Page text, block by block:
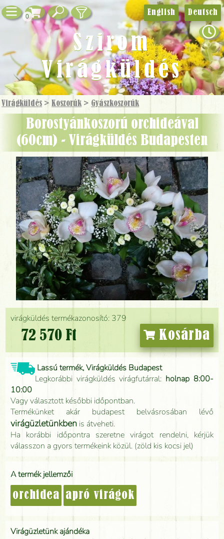
0
Virágküldés > Koszorúk > Gyászkoszorúk
borostyánkoszorú orchideával
(60cm) - Virágküldés Budapesten
virágküldés termékazonosító: 379
72 570 Ft Kosárba
Lassú termék, Virágküldés Budapest
Legkorábbi virágküldés virágfutárral: holnap 8:00-
10:00
Vagy választott későbbi időpontban.
Termékünket akár budapest belvásrosában lévő
virágüzletünkben is átveheti.
Ha korábbi időpontra szeretne virágot rendelni, kérjük
válasszon a gyors termékeink közül. (zöld kis kocsi jel)
A termék jellemzői
orchidea apró virágok
Virágüzletünk ajándéka
English Deutsch
Szirom
Virágküldés